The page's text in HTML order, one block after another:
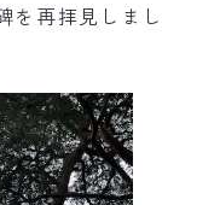
を再拝見しまし